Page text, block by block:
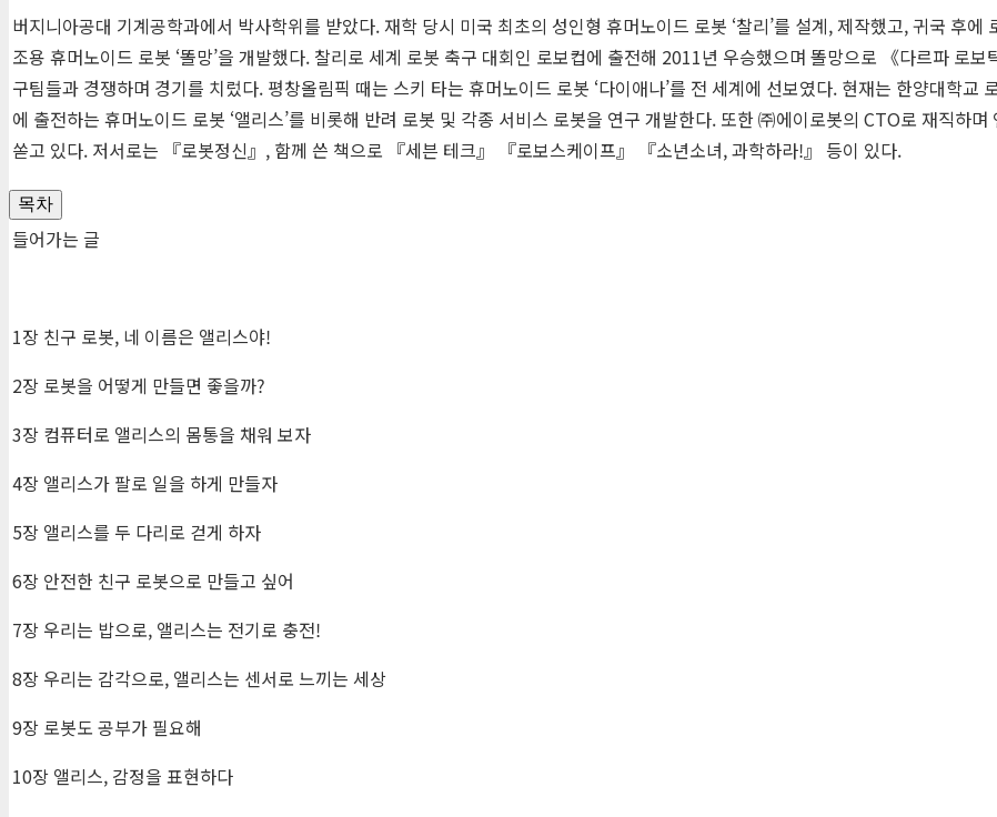
버지니아공대 기계공학과에서 박사학위를 받았다. 재학 당시 미국 최초의 성인형 휴머노이드 로봇 ‘찰리’를 설계, 제작했고, 귀국 후
조용 휴머노이드 로봇 ‘똘망’을 개발했다. 찰리로 세계 로봇 축구 대회인 로보컵에 출전해 2011년 우승했으며 똘망으로 《다르파 로
구팀들과 경쟁하며 경기를 치렀다. 평창올림픽 때는 스키 타는 휴머노이드 로봇 ‘다이애나’를 전 세계에 선보였다. 현재는 한양대학교
에 출전하는 휴머노이드 로봇 ‘앨리스’를 비롯해 반려 로봇 및 각종 서비스 로봇을 연구 개발한다. 또한 ㈜에이로봇의 CTO로 재직하
쏟고 있다. 저서로는 『로봇정신』, 함께 쓴 책으로 『세븐 테크』 『로보스케이프』 『소년소녀, 과학하라!』 등이 있다.
목차
들어가는 글
1장 친구 로봇, 네 이름은 앨리스야!
2장 로봇을 어떻게 만들면 좋을까?
3장 컴퓨터로 앨리스의 몸통을 채워 보자
4장 앨리스가 팔로 일을 하게 만들자
5장 앨리스를 두 다리로 걷게 하자
6장 안전한 친구 로봇으로 만들고 싶어
7장 우리는 밥으로, 앨리스는 전기로 충전!
8장 우리는 감각으로, 앨리스는 센서로 느끼는 세상
9장 로봇도 공부가 필요해
10장 앨리스, 감정을 표현하다